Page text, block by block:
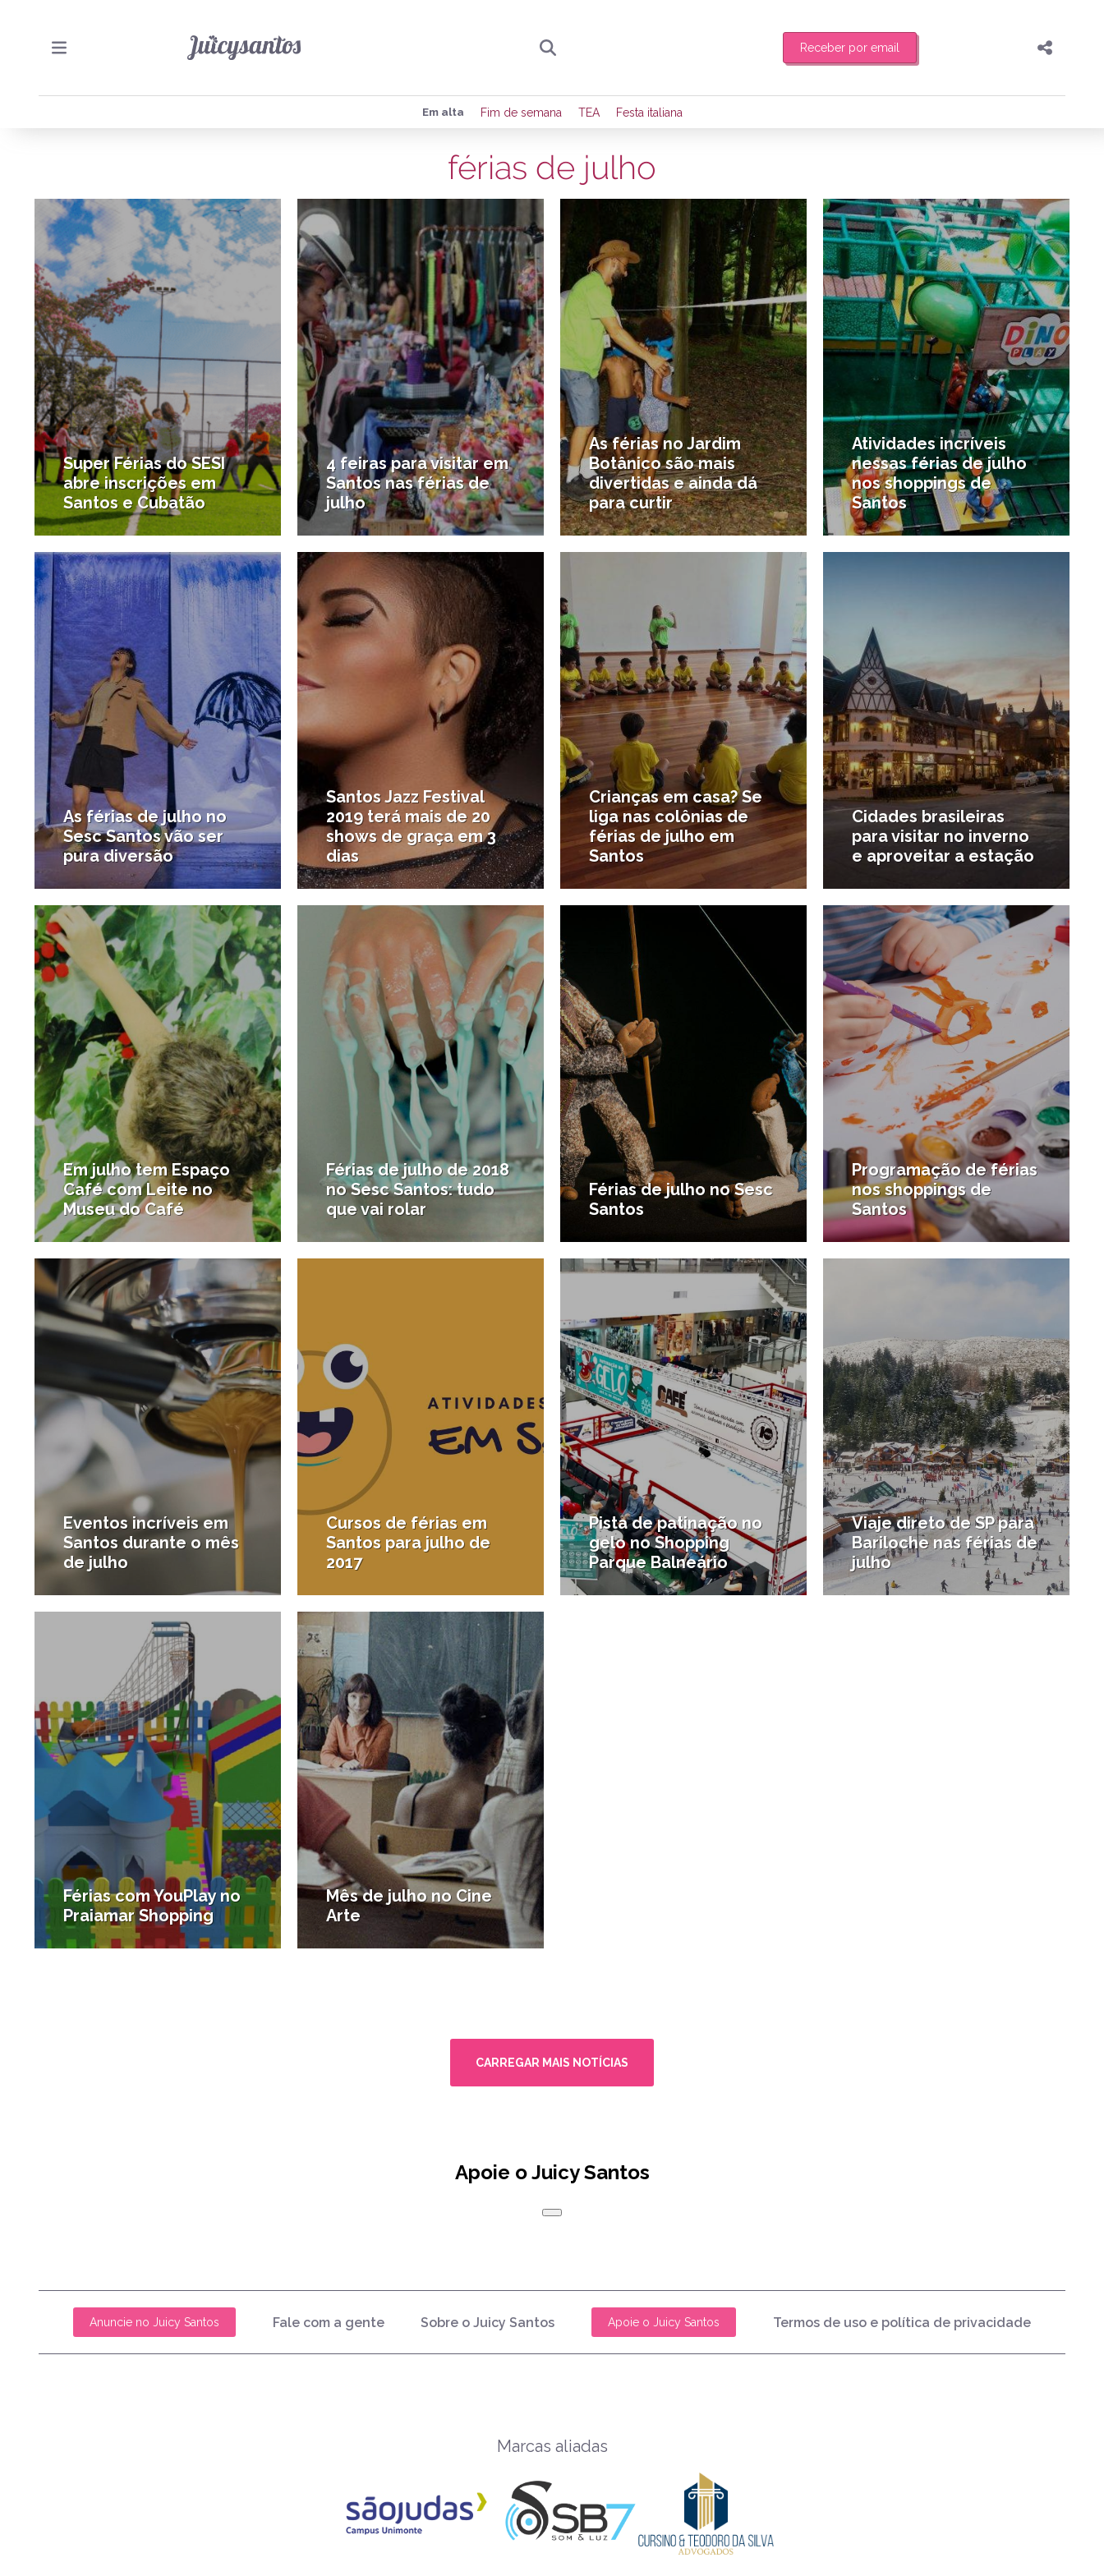
Receber por email
Preencha seus dados para receber toda sexta-feira de manhã o resumo
de eventos e notícias da região.
Quero receber novidades
Compartilhar
Publicar no Facebook
Publicar no X
Em alta Fim de semana TEA Festa italiana
férias de julho
Super Férias do SESI
abre inscrições em
Santos e Cubatão
4 feiras para visitar em
Santos nas férias de
julho
As férias no Jardim
Botânico são mais
divertidas e ainda dá
para curtir
Atividades incríveis
nessas férias de julho
nos shoppings de
Santos
1/07/2019
As férias de julho no
Sesc Santos vão ser
pura diversão
30/06/2019
Santos Jazz Festival
2019 terá mais de 20
shows de graça em 3
dias
18/06/2019
Crianças em casa? Se
liga nas colônias de
férias de julho em
Santos
20/05/2019
Cidades brasileiras
para visitar no inverno
e aproveitar a estação
1/07/2018
Em julho tem Espaço
Café com Leite no
Museu do Café
26/06/2018
Férias de julho de 2018
no Sesc Santos: tudo
que vai rolar
30/06/2017
Férias de julho no Sesc
Santos
29/06/2017
Programação de férias
nos shoppings de
Santos
28/06/2017
Eventos incríveis em
Santos durante o mês
de julho
22/06/2017
Cursos de férias em
Santos para julho de
2017
8/06/2017
Pista de patinação no
gelo no Shopping
Parque Balneário
8/05/2017
Viaje direto de SP para
Bariloche nas férias de
julho
30/06/2016
Férias com YouPlay no
Praiamar Shopping
1/07/2015
Mês de julho no Cine
Arte
CARREGAR MAIS NOTÍCIAS
Apoie o Juicy Santos
Anuncie no Juicy Santos Fale com a gente Sobre o Juicy Santos Apoie o Juicy Santos Termos de uso e política de privacidade
Marcas aliadas